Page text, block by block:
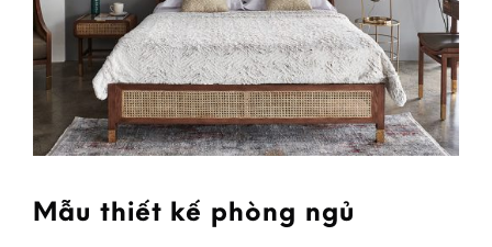
Mẫu thiết kế phòng ngủ